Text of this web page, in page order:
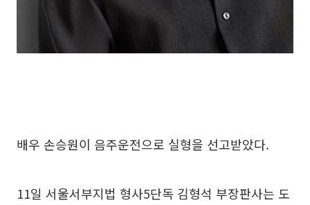
배우 손승원이 음주운전으로 실형을 선고받았다.
11일 서울서부지법 형사5단독 김형석 부장판사는 도